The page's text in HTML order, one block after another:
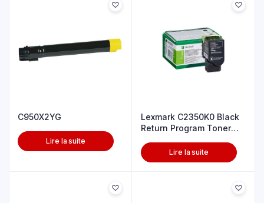
C950X2YG
Lire la suite
Lexmark C2350K0 Black
Return Program Toner
Lire la suite